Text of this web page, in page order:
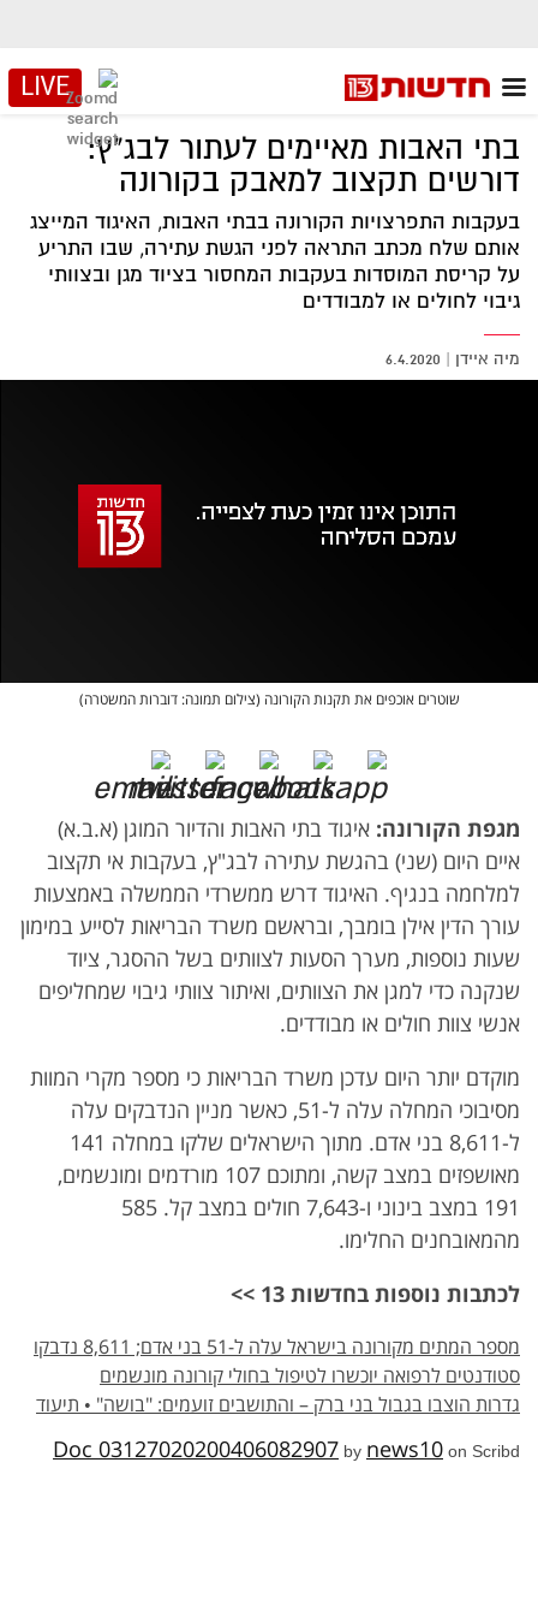
LIVE
בתי האבות מאיימים לעתור לבג"ץ:
דורשים תקצוב למאבק בקורונה
בעקבות התפרצויות הקורונה בבתי האבות, האיגוד המייצג
אותם שלח מכתב התראה לפני הגשת עתירה, שבו התריע
על קריסת המוסדות בעקבות המחסור בציוד מגן ובצוותי
גיבוי לחולים או למבודדים
מיה איידן |
6.4.2020
שוטרים אוכפים את תקנות הקורונה (צילום תמונה: דוברות המשטרה)
מגפת הקורונה: איגוד בתי האבות והדיור המוגן (א.ב.א)
איים היום (שני) בהגשת עתירה לבג"ץ, בעקבות אי תקצוב
למלחמה בנגיף. האיגוד דרש ממשרדי הממשלה באמצעות
עורך הדין אילן בומבך, ובראשם משרד הבריאות לסייע במימון
שעות נוספות, מערך הסעות לצוותים בשל ההסגר, ציוד
שנקנה כדי למגן את הצוותים, ואיתור צוותי גיבוי שמחליפים
אנשי צוות חולים או מבודדים.
מוקדם יותר היום עדכן משרד הבריאות כי מספר מקרי המוות
מסיבוכי המחלה עלה ל-51, כאשר מניין הנדבקים עלה
ל-8,611 בני אדם. מתוך הישראלים שלקו במחלה 141
מאושפזים במצב קשה, ומתוכם 107 מורדמים ומונשמים,
191 במצב בינוני ו-7,643 חולים במצב קל. 585
מהמאובחנים החלימו.
לכתבות נוספות בחדשות 13 >>
מספר המתים מקורונה בישראל עלה ל-51 בני אדם; 8,611 נדבקו
סטודנטים לרפואה יוכשרו לטיפול בחולי קורונה מונשמים
גדרות הוצבו בגבול בני ברק – והתושבים זועמים: "בושה" • תיעוד
Doc 03127020200406082907 by news10 on Scribd